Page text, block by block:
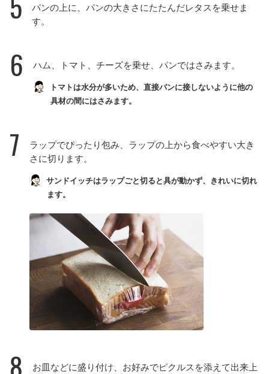
パンの上に、パンの大きさにたたんだレタスを乗せま
す。
6 ハム、トマト、チーズを乗せ、パンではさみます。
トマトは水分が多いため、直接パンに接しないように他の
具材の間にはさみます。
7
ラップでぴったり包み、ラップの上から食べやすい大き
さに切ります。
サンドイッチはラップごと切ると具が動かず、きれいに切れ
ます。
お皿などに盛り付け、お好みでピクルスを添えて出来上